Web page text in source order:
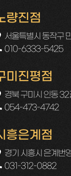
량진점
서울특별시 동작구
010-6333-5425
미진평점
경북 구미시 인동
054-473-4742
흥은계점
경기 시흥시 은계번
031-312-0882